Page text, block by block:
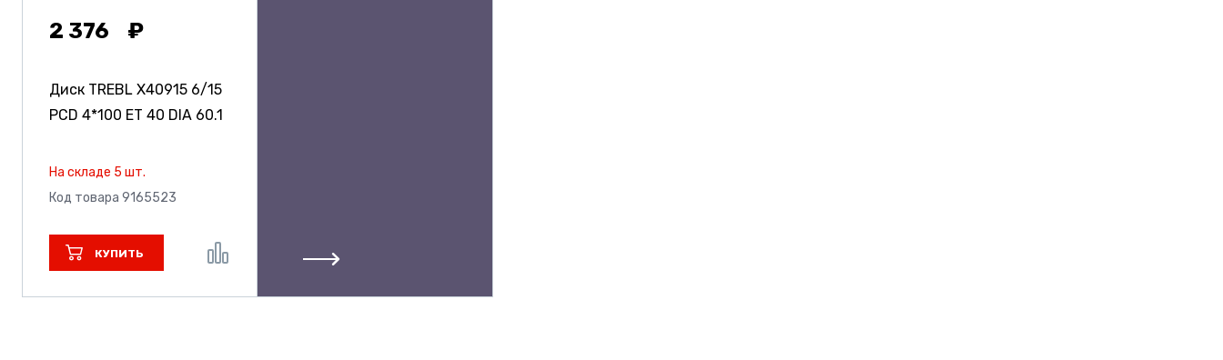
2 376
Диск TREBL X40915 6/15
PCD 4*100 ET 40 DIA 60.1
На складе 5 шт.
Код товара 9165523
КУПИТЬ